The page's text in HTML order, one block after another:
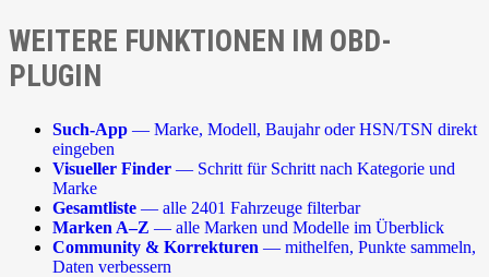
WEITERE FUNKTIONEN IM OBD-
PLUGIN
Such-App — Marke, Modell, Baujahr oder HSN/TSN direkt
eingeben
Visueller Finder — Schritt für Schritt nach Kategorie und
Marke
Gesamtliste — alle 2401 Fahrzeuge filterbar
Marken A–Z — alle Marken und Modelle im Überblick
Community & Korrekturen — mithelfen, Punkte sammeln,
Daten verbessern